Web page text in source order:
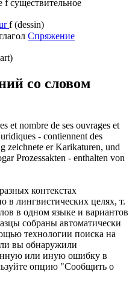
f существительное
f (dessin)
Спряжение
со словом
et nombre de ses ouvrages et
- contiennent des
zeichnete erKarikaturen, und
Prozessakten - enthalten von
контекстах
в лингвистических целях, т.
в одном языке и вариантов
собраны автоматически
технологии поиска на
вы обнаружили
или иную ошибку в
опцию "Сообщить о